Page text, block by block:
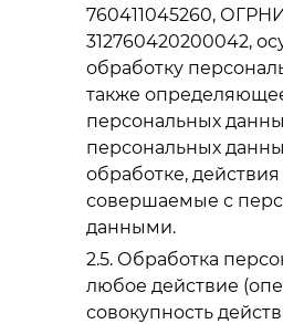
760411045260,
312760420200042,
обработку
также
персональных
персональных
обработке,
совершаемые с
данными.
Обработка
любое действие
совокупность